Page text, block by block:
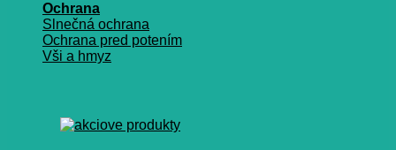
Ochrana
Slnečná ochrana
Ochrana pred potením
Vši a hmyz